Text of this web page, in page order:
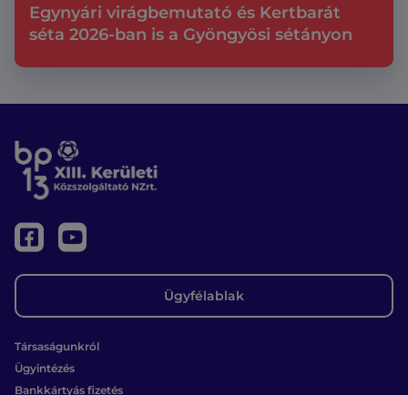
Egynyári virágbemutató és Kertbarát
séta 2026-ban is a Gyöngyösi sétányon
Ügyfélablak
Társaságunkról
Ügyintézés
Bankkártyás fizetés